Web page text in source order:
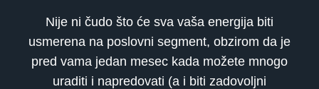
Nije ni čudo što će sva vaša energija biti
usmerena na poslovni segment, obzirom da je
pred vama jedan mesec kada možete mnogo
uraditi i napredovati (a i biti zadovoljni